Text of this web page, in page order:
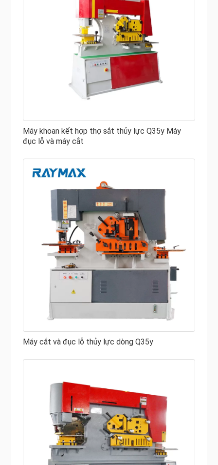
Máy khoan kết hợp thợ sắt thủy lực Q35y Máy
đục lỗ và máy cắt
Máy cắt và đục lỗ thủy lực dòng Q35y